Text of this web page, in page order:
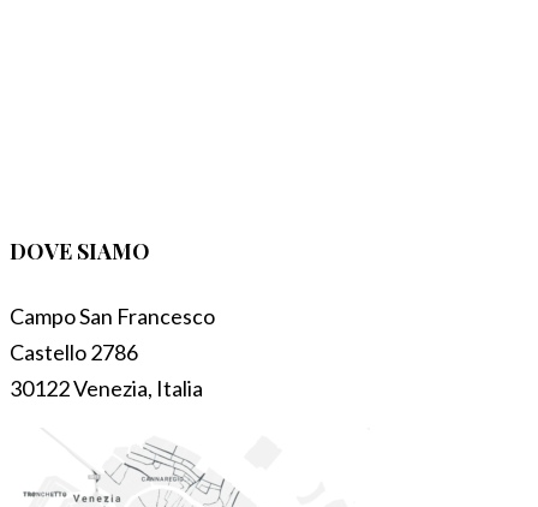
DOVE SIAMO
Campo San Francesco
Castello 2786
30122 Venezia, Italia